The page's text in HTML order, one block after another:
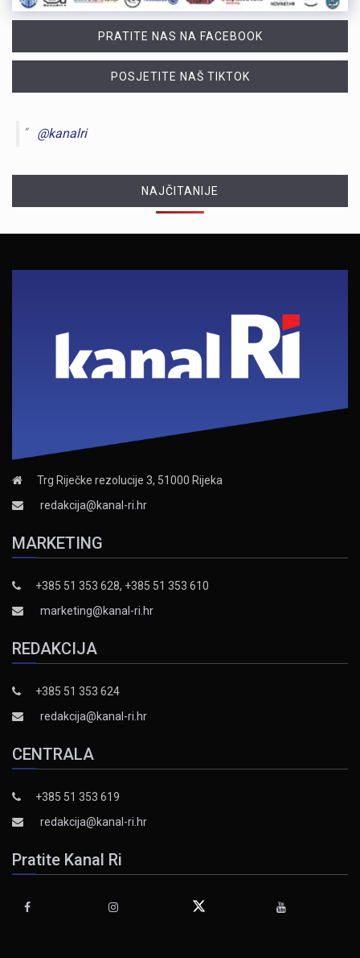
PRATITE NAS NA FACEBOOK
POSJETITE NAŠ TIKTOK
@kanalri
NAJČITANIJE
Trg Riječke rezolucije 3, 51000 Rijeka
redakcija@kanal-ri.hr
MARKETING
+385 51 353 628, +385 51 353 610
marketing@kanal-ri.hr
REDAKCIJA
+385 51 353 624
redakcija@kanal-ri.hr
CENTRALA
+385 51 353 619
redakcija@kanal-ri.hr
Pratite Kanal Ri